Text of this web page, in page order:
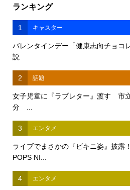
ランキング
1 キャスター
バレンタインデー「健康志向チョコ
説
2 話題
女子児童に『ラブレター』渡す 市
分 ...
3 エンタメ
ライブでまさかの『ビキニ姿』披
POPS NI...
4 エンタメ